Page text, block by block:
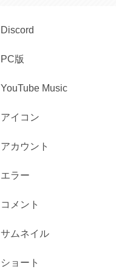
Discord
PC版
YouTube Music
アイコン
アカウント
エラー
コメント
サムネイル
ショート